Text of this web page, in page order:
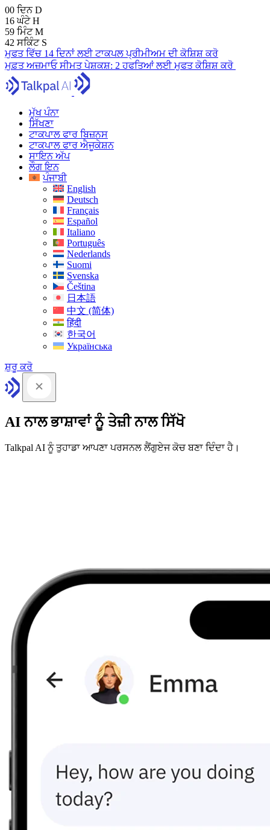
00 ਦਿਨD
16 ਘੰਟੇH
59 ਮਿੰਟM
41 ਸਕਿੰਟ S
ਮੁਫਤ ਵਿੱਚ 14 ਦਿਨਾਂ ਲਈ ਟਾਕਪਲ ਪ੍ਰੀਮੀਅਮ ਦੀ ਕੋਸ਼ਿਸ਼ ਕਰੋ
ਮੁਫ਼ਤ ਅਜ਼ਮਾਓਸੀਮਤ ਪੇਸ਼ਕਸ਼: 2 ਹਫਤਿਆਂ ਲਈ ਮੁਫਤ ਕੋਸ਼ਿਸ਼ ਕਰੋ
ਮੁੱਖ ਪੰਨਾ
ਸਿੱਖਣਾ
ਟਾਕਪਾਲ ਫਾਰ ਬਿਜ਼ਨਸ
ਟਾਕਪਾਲ ਫਾਰ ਐਜੂਕੇਸ਼ਨ
ਸਾਇਨ ਅੱਪ
ਲੌਗ ਇਨ
ਪੰਜਾਬੀ
English
Deutsch
Français
Español
Italiano
Português
Nederlands
Suomi
Svenska
Čeština
日本語
中文 (简体)
हिंदी
한국어
Українська
ਸ਼ੁਰੂ ਕਰੋ
AI ਨਾਲ ਭਾਸ਼ਾਵਾਂ ਨੂੰ ਤੇਜ਼ੀ ਨਾਲ ਸਿੱਖੋ
Talkpal AI ਨੂੰ ਤੁਹਾਡਾ ਆਪਣਾ ਪਰਸਨਲ ਲੈਂਗੁਏਜ ਕੋਚ ਬਣਾ ਦਿੰਦਾ ਹੈ।